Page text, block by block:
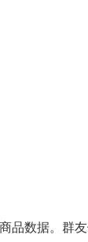
数据。群